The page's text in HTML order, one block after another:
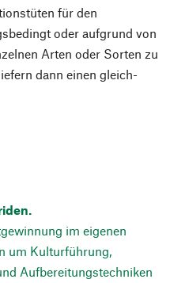
für den
oder aufgrund von
Arten oder Sorten zu
dann einen gleich-
im eigenen
um Kulturführung,
Aufbereitungstechniken